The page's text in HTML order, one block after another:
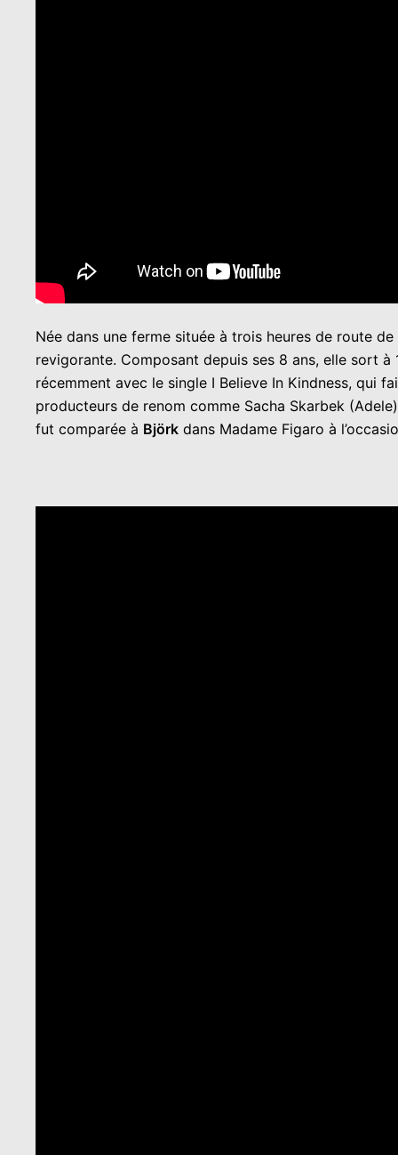
Née dans une ferme située à trois heures de route
revigorante. Composant depuis ses 8 ans, elle sort à
récemment avec le single I Believe In Kindness, qui
producteurs de renom comme Sacha Skarbek
fut comparée à Björk dans Madame Figaro à